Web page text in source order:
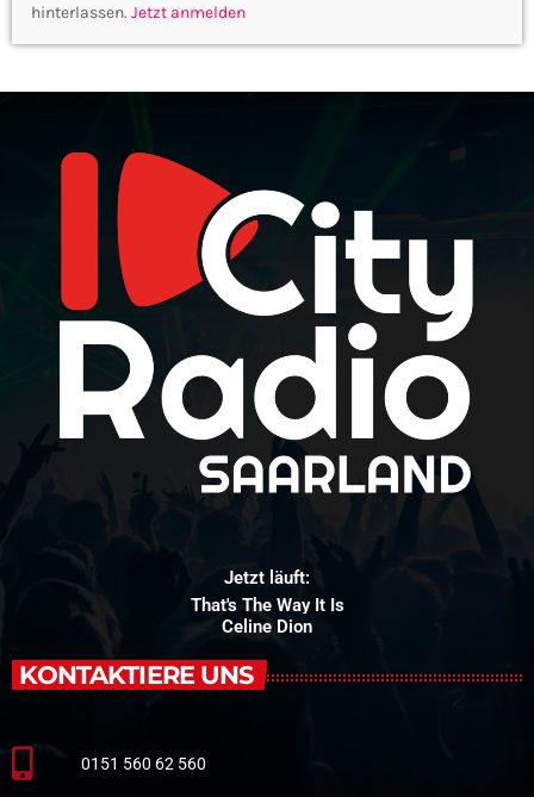
hinterlassen. Jetzt anmelden
Jetzt läuft:
That's The Way It Is
Celine Dion
KONTAKTIERE UNS
0151 560 62 560